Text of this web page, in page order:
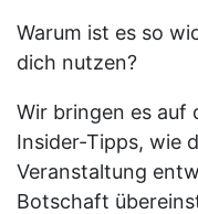
Warum ist es so
dich nutzen?
Wir bringen es auf
Insider-Tipps, wie
Veranstaltung
Botschaft